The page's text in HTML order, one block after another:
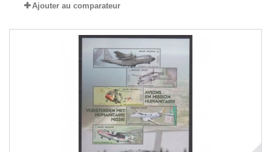
Ajouter au comparateur